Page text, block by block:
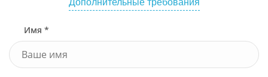
Дополнительные требования
Имя *